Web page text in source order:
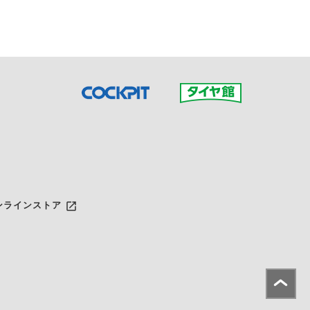
ラインストア launch